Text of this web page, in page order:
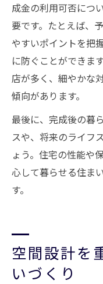
成金の利用可否につ
要です。たとえば、
やすいポイントを把
に防ぐことができま
店が多く、細やかな
傾向があります。
最後に、完成後の暮
スや、将来のライフ
ょう。住宅の性能や
心して暮らせる住ま
す。
空間設計を
いづくり